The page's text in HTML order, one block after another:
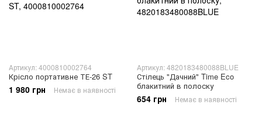
Артикул: 4000810002764
Крісло портативне ТЕ-26 ST
1 980 грн Немає в наявності
Артикул: 4820183480088BLUE
Стілець "Дачний" Time Eco
блакитний в полоску
654 грн Немає в наявності